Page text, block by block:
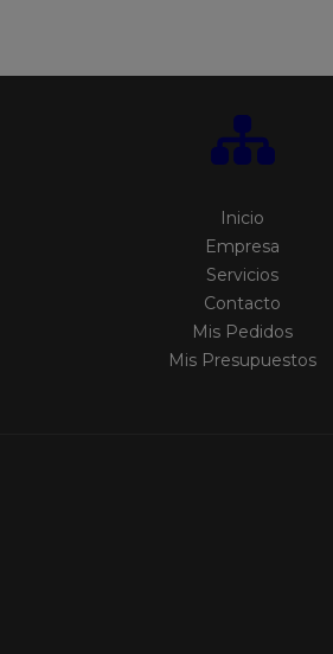
Inicio
Empresa
Servicios
Contacto
Mis Pedidos
Mis Presupuestos